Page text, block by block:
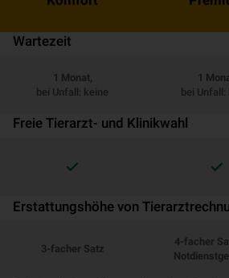
Wartezeit
1 Monat,
bei Unfall: keine
1
bei Unfall:
Freie Tierarzt- und Klinikwahl
Erstattungshöhe von
3-facher Satz
4-facher